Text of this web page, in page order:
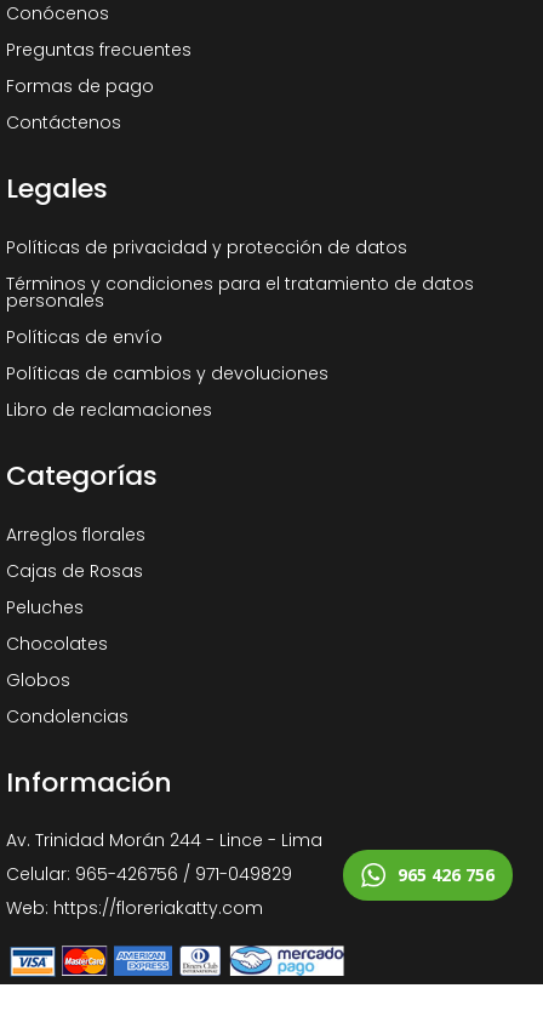
Conócenos
Preguntas frecuentes
Formas de pago
Contáctenos
Legales
Políticas de privacidad y protección de datos
Términos y condiciones para el tratamiento de datos
personales
Políticas de envío
Políticas de cambios y devoluciones
Libro de reclamaciones
Categorías
Arreglos florales
Cajas de Rosas
Peluches
Chocolates
Globos
Condolencias
Información
Av. Trinidad Morán 244 - Lince - Lima
Celular: 965-426756 / 971-049829
Web: https://floreriakatty.com
965 426 756